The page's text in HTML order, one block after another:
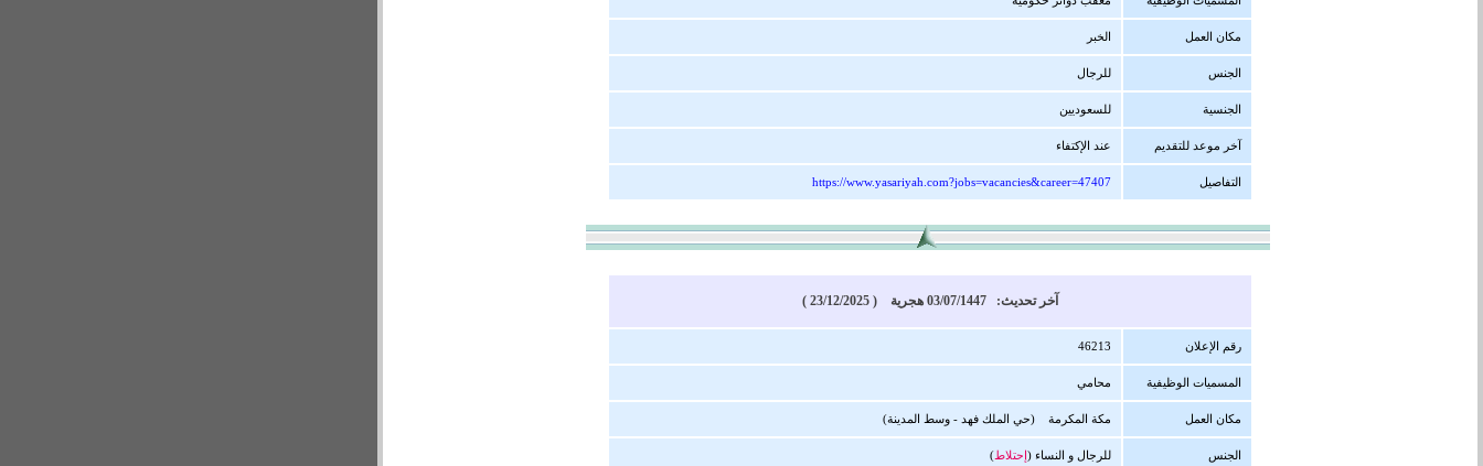
مكان العمل الخبر
الجنس للرجال
الجنسية للسعوديين
آخر موعد للتقديم عند الإكتفاء
التفاصيل https://www.yasariyah.com?jobs=vacancies&career=47407
آخر تحديث: 03/07/1447 هجرية ( 23/12/2025 )
رقم الإعلان 46213
المسميات الوظيفية محامي
مكان العمل مكة المكرمة (حي الملك فهد - وسط المدينة)
الجنس للرجال و النساء ( إحتلاط)